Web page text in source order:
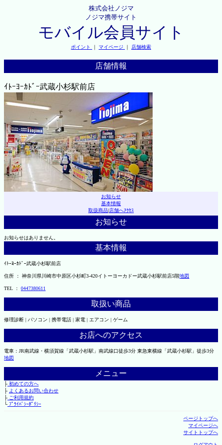
株式会社ノジマ
ノジマ携帯サイト
モバイル会員サイト
ポイント ｜ マイページ ｜ 店舗検索
店舗情報
ｲﾄｰﾖｰｶﾄﾞｰ武蔵小杉駅前店
お知らせ
基本情報
取扱商品|店舗へｱｸｾｽ
お知らせ
お知らせはありません。
基本情報
ｲﾄｰﾖｰｶﾄﾞｰ武蔵小杉駅前店
住所 ： 神奈川県川崎市中原区小杉町3-420イトーヨーカドー武蔵小杉駅前店5階地図
TEL ： 0447380611
取扱い商品
修理診断 | パソコン | 携帯電話 | 家電 | エアコン | ゲーム
お店へのアクセス
電車：JR南武線・横須賀線「武蔵小杉駅」南武線口徒歩3分 東急東横線「武蔵小杉駅」徒歩3分
地図
メニュー
├初めての方へ
├ よくあるお問い合わせ
├ご利用規約
└ﾌﾟﾗｲﾊﾞｼｰﾎﾟﾘｼｰ
ページトップへ
マイページへ
サイトトップへ